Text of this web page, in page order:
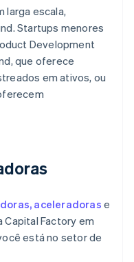
larga escala,
Startups menores
Development
que oferece
em ativos, ou
aceleradoras e
Capital Factory em
está no setor de